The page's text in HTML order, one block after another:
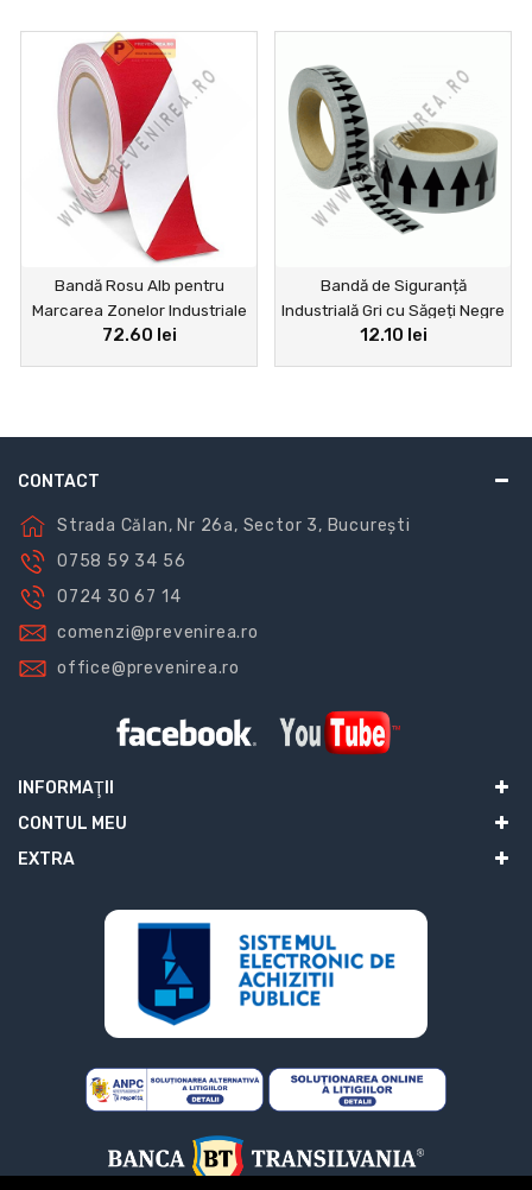
Bandă Rosu Alb pentru
Marcarea Zonelor Industriale
pe Beton
72.60 lei
Bandă de Siguranță
Industrială Gri cu Săgeți Negre
– Marcaje pentru Podele și
12.10 lei
CONTACT
Strada Călan, Nr 26a, Sector 3, București
0758 59 34 56
0724 30 67 14
comenzi@prevenirea.ro
office@prevenirea.ro
INFORMAŢII
CONTUL MEU
EXTRA